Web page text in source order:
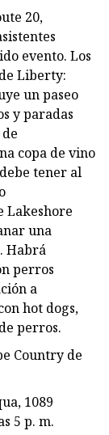
20,
evento. Los
Liberty:
un paseo
y paradas
copa de vino
tener al
Lakeshore
una
Habrá
perros
a
hot dogs,
perros.
Country de
1089
5 p. m.